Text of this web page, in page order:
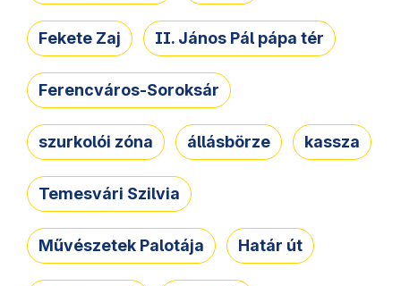
Fekete Zaj II. János Pál pápa tér
Ferencváros-Soroksár
szurkolói zóna állásbörze kassza
Temesvári Szilvia
Művészetek Palotája Határ út